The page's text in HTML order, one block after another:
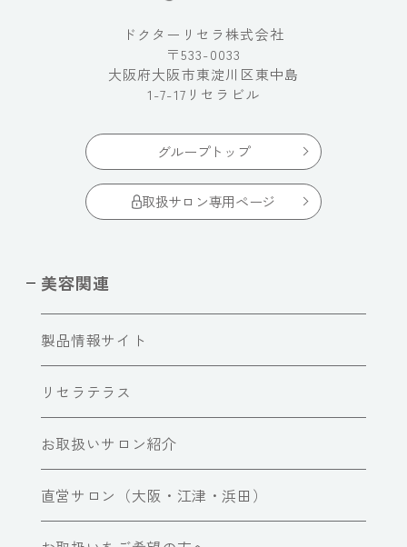
ドクターリセラ株式会社
〒533-0033
大阪府大阪市東淀川区東中島
1-7-17リセラビル
グループトップ
取扱サロン専用ページ
美容関連
製品情報サイト
リセラテラス
お取扱いサロン紹介
直営サロン（大阪・江津・浜田）